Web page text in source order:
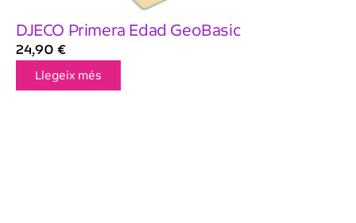
DJECO Primera Edad GeoBasic
24,90 €
Llegeix més